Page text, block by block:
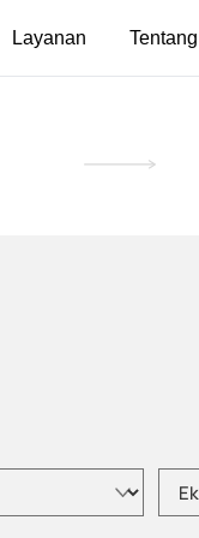
Layanan Tentang